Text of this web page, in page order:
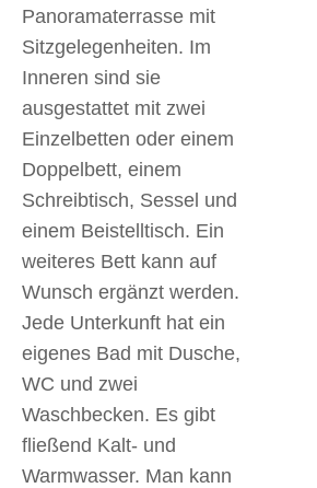
Panoramaterrasse mit
Sitzgelegenheiten. Im
Inneren sind sie
ausgestattet mit zwei
Einzelbetten oder einem
Doppelbett, einem
Schreibtisch, Sessel und
einem Beistelltisch. Ein
weiteres Bett kann auf
Wunsch ergänzt werden.
Jede Unterkunft hat ein
eigenes Bad mit Dusche,
WC und zwei
Waschbecken. Es gibt
fließend Kalt- und
Warmwasser. Man kann